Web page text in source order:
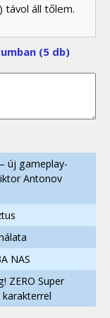
távol áll tőlem.
(5 db)
új gameplay-
Antonov
NAS
ZERO Super